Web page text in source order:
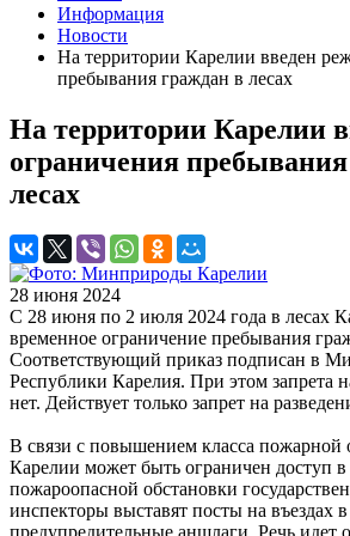
Информация
Новости
На территории Карелии введен
пребывания граждан в лесах
На территории Карелии
ограничения
лесах
28 июня 2024
С 28 июня по 2 июля 2024 года в лесах
временное ограничение пребывания
Соответствующий приказ подписан в
Республики Карелия. При этом запрета
нет. Действует только запрет на
В связи с повышением класса пожарной
Карелии может быть ограничен доступ
пожароопасной обстановки
инспекторы выставят посты на въездах в
предупредительные аншлаги. Речь идет